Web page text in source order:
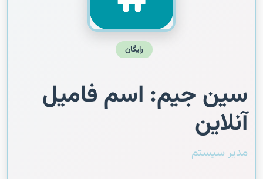
رایگان
سین جیم: اسم فامیل
آنلاین
مدیر سیستم